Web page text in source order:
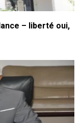
– liberté oui,